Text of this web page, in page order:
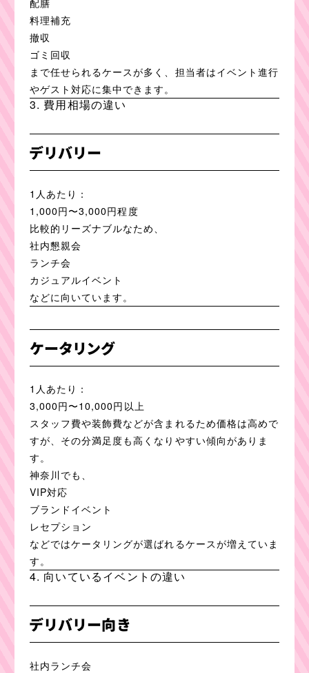
配膳
料理補充
撤収
ゴミ回収
まで任せられるケースが多く、担当者はイベント進行
やゲスト対応に集中できます。
3. 費用相場の違い
デリバリー
1人あたり：
1,000円〜3,000円程度
比較的リーズナブルなため、
社内懇親会
ランチ会
カジュアルイベント
などに向いています。
ケータリング
1人あたり：
3,000円〜10,000円以上
スタッフ費や装飾費などが含まれるため価格は高めで
すが、その分満足度も高くなりやすい傾向がありま
す。
神奈川でも、
VIP対応
ブランドイベント
レセプション
などではケータリングが選ばれるケースが増えていま
す。
4. 向いているイベントの違い
デリバリー向き
社内ランチ会